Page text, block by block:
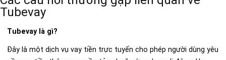
Tubevay
Tubevay là gì?
Đây là một dịch vụ vay tiền trực tuyến cho phép người dùng yêu